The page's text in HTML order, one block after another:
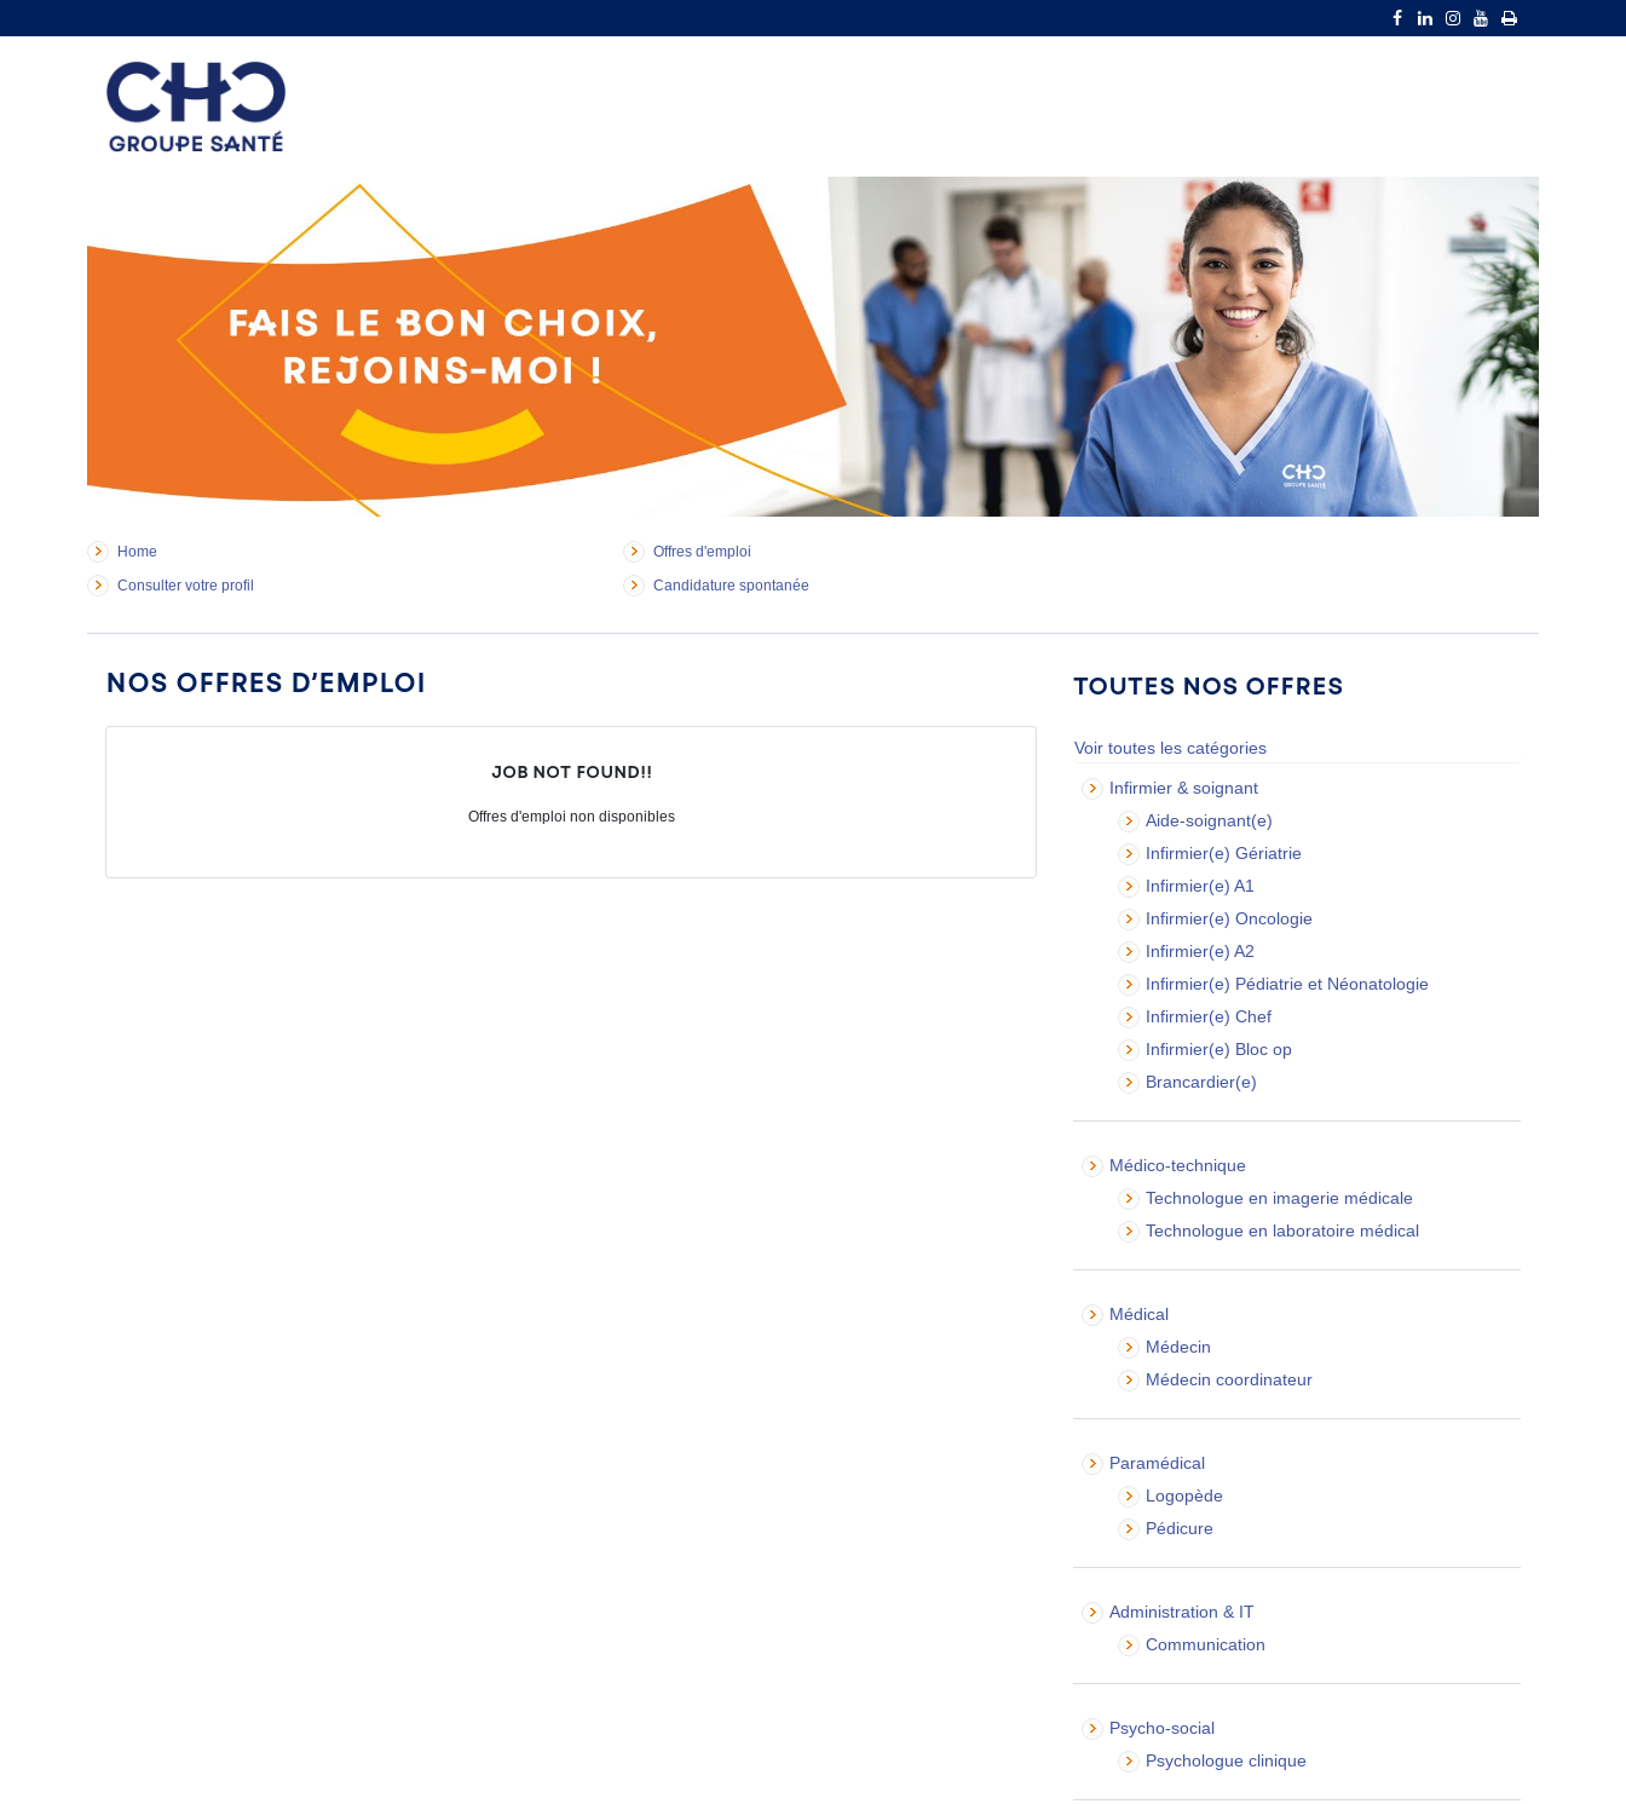
Home
Offres d'emploi
Consulter votre profil
Candidature spontanée
Toutes nos offres
Voir toutes les catégories
Infirmier & soignant
Aide-soignant(e)
Infirmier(e) Gériatrie
Infirmier(e) A1
Infirmier(e) Oncologie
Infirmier(e) A2
Infirmier(e) Pédiatrie et Néonatologie
Infirmier(e) Chef
Infirmier(e) Bloc op
Brancardier(e)
Médico-technique
Technologue en imagerie médicale
Technologue en laboratoire médical
Médical
Médecin
Médecin coordinateur
Paramédical
Logopède
Pédicure
Administration & IT
Communication
Psycho-social
Psychologue clinique
Nos offres d’emploi
Job not found!!
Offres d'emploi non disponibles